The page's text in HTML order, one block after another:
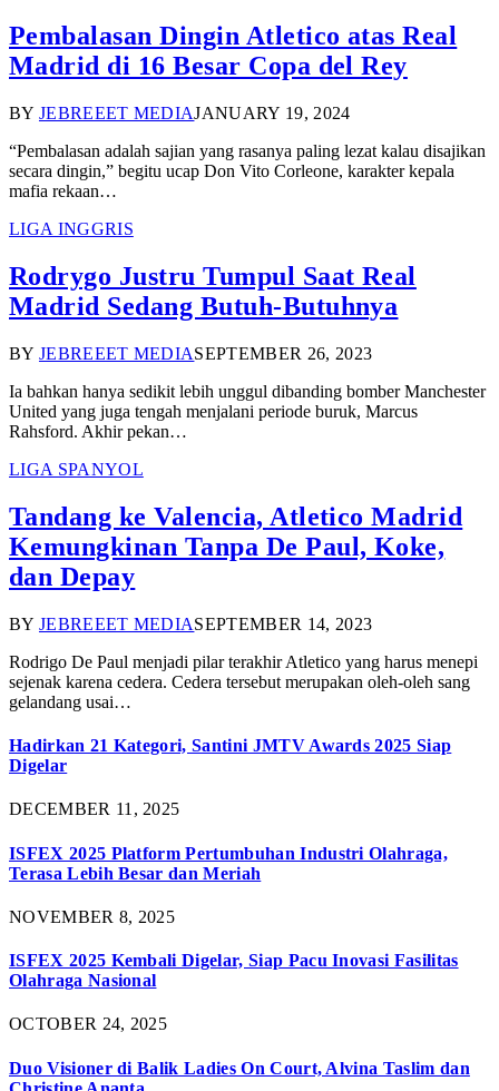
Pembalasan Dingin Atletico atas Real
Madrid di 16 Besar Copa del Rey
BY JEBREEET MEDIAJANUARY 19, 2024
“Pembalasan adalah sajian yang rasanya paling lezat kalau disajikan
secara dingin,” begitu ucap Don Vito Corleone, karakter kepala
mafia rekaan…
LIGA INGGRIS
Rodrygo Justru Tumpul Saat Real
Madrid Sedang Butuh-Butuhnya
BY JEBREEET MEDIASEPTEMBER 26, 2023
Ia bahkan hanya sedikit lebih unggul dibanding bomber Manchester
United yang juga tengah menjalani periode buruk, Marcus
Rahsford. Akhir pekan…
LIGA SPANYOL
Tandang ke Valencia, Atletico Madrid
Kemungkinan Tanpa De Paul, Koke,
dan Depay
BY JEBREEET MEDIASEPTEMBER 14, 2023
Rodrigo De Paul menjadi pilar terakhir Atletico yang harus menepi
sejenak karena cedera. Cedera tersebut merupakan oleh-oleh sang
gelandang usai…
Hadirkan 21 Kategori, Santini JMTV Awards 2025 Siap
Digelar
DECEMBER 11, 2025
ISFEX 2025 Platform Pertumbuhan Industri Olahraga,
Terasa Lebih Besar dan Meriah
NOVEMBER 8, 2025
ISFEX 2025 Kembali Digelar, Siap Pacu Inovasi Fasilitas
Olahraga Nasional
OCTOBER 24, 2025
Duo Visioner di Balik Ladies On Court, Alvina Taslim dan